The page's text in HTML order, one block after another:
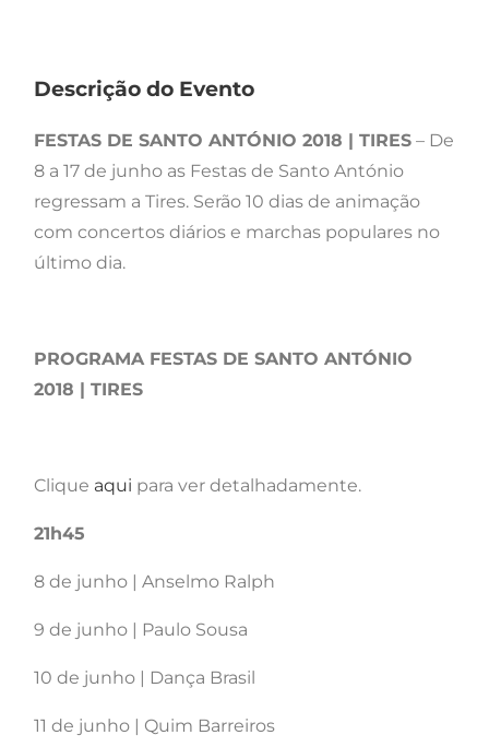
Descrição do Evento
FESTAS DE SANTO ANTÓNIO 2018 | TIRES – De
8 a 17 de junho as Festas de Santo António
regressam a Tires. Serão 10 dias de animação
com concertos diários e marchas populares no
último dia.
PROGRAMA FESTAS DE SANTO ANTÓNIO
2018 | TIRES
Clique aqui para ver detalhadamente.
21h45
8 de junho | Anselmo Ralph
9 de junho | Paulo Sousa
10 de junho | Dança Brasil
11 de junho | Quim Barreiros